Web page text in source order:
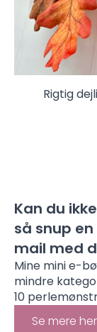
Rigtig
Kan du
så snup
mail med
Mine mini e-
mindre
10
Se mere her